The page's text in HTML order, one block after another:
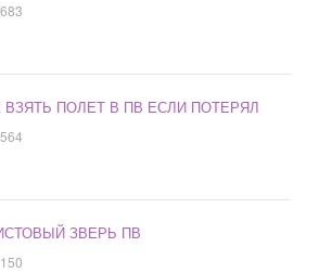
ВЗЯТЬ ПОЛЕТ В ПВ ЕСЛИ ПОТЕРЯЛ
ЗВЕРЬ ПВ